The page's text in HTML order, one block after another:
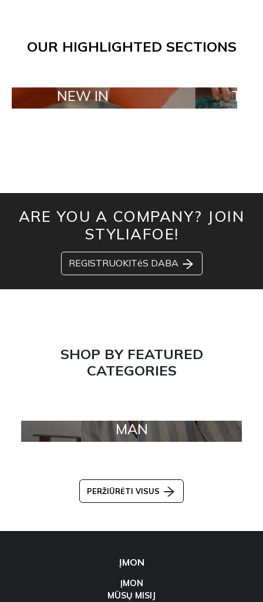
OUR HIGHLIGHTED SECTIONS
IN TAILOR
ARE YOU A COMPANY? JOIN
STYLIAFOE!
REGISTRUOKITėS DABA
SHOP BY FEATURED
CATEGORIES
MAN
PERŽIŪRĖTI VISUS
ĮMON
ĮMON
MŪSŲ MISIJ